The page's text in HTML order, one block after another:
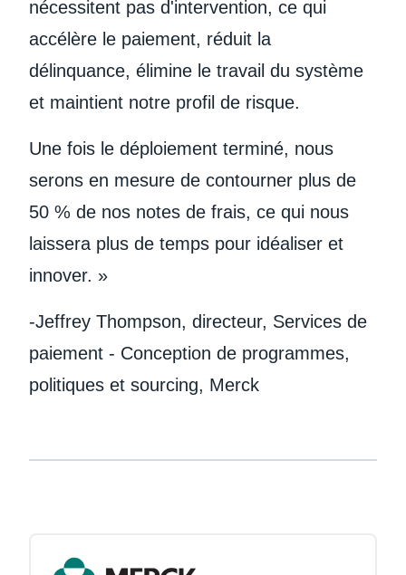
nécessitent pas d'intervention, ce qui
accélère le paiement, réduit la
délinquance, élimine le travail du système
et maintient notre profil de risque.
Une fois le déploiement terminé, nous
serons en mesure de contourner plus de
50 % de nos notes de frais, ce qui nous
laissera plus de temps pour idéaliser et
innover. »
-Jeffrey Thompson, directeur, Services de
paiement - Conception de programmes,
politiques et sourcing, Merck